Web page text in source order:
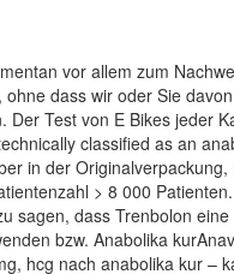
vor allem zum
dass wir oder Sie
Der Test von E Bikes jeder
classified as an
in der
> 8 000
sagen, dass Trenbolon
bzw. Anabolika
hcg nach anabolika kur –